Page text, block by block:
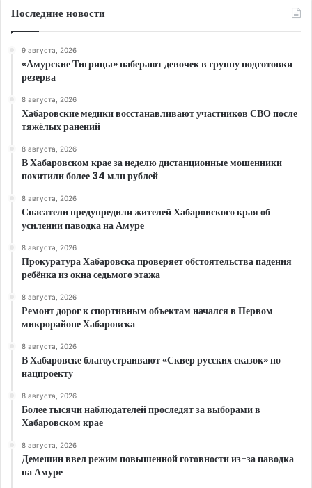
Последние новости
9 августа, 2026
«Амурские Тигрицы» наберают девочек в группу подготовки
резерва
8 августа, 2026
Хабаровские медики восстанавливают участников СВО после
тяжёлых ранений
8 августа, 2026
В Хабаровском крае за неделю дистанционные мошенники
похитили более 34 млн рублей
8 августа, 2026
Спасатели предупредили жителей Хабаровского края об
усилении паводка на Амуре
8 августа, 2026
Прокуратура Хабаровска проверяет обстоятельства падения
ребёнка из окна седьмого этажа
8 августа, 2026
Ремонт дорог к спортивным объектам начался в Первом
микрорайоне Хабаровска
8 августа, 2026
В Хабаровске благоустраивают «Сквер русских сказок» по
нацпроекту
8 августа, 2026
Более тысячи наблюдателей проследят за выборами в
Хабаровском крае
8 августа, 2026
Демешин ввел режим повышенной готовности из-за паводка
на Амуре